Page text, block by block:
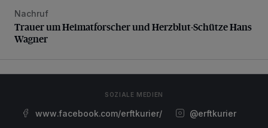
Trauer um Heimatforscher und Herzblut-Schütze Hans
Nachruf
Trauer um Heimatforscher und Herzblut-Schütze Hans
Wagner
SOZIALE MEDIEN
www.facebook.com/erftkurier/ @erftkurier